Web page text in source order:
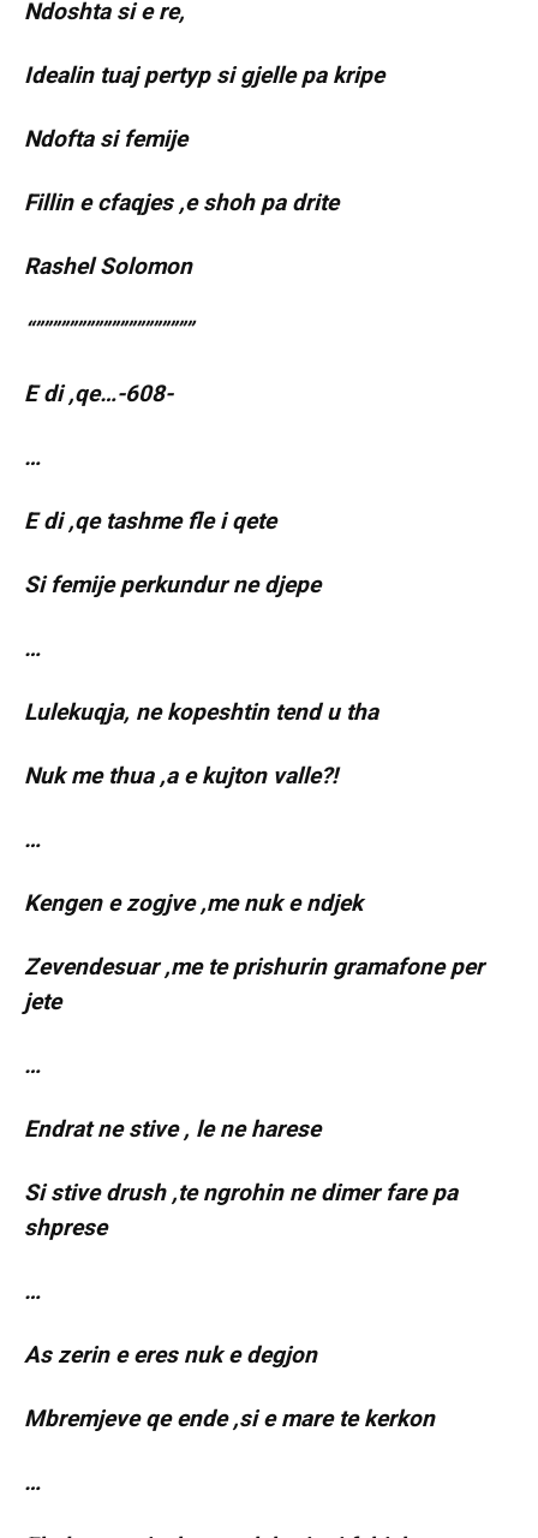
Ndoshta si e re,
Idealin tuaj pertyp si gjelle pa kripe
Ndofta si femije
Fillin e cfaqjes ,e shoh pa drite
Rashel Solomon
“”””””””””””””””””””
E di ,qe…-608-
…
E di ,qe tashme fle i qete
Si femije perkundur ne djepe
…
Lulekuqja, ne kopeshtin tend u tha
Nuk me thua ,a e kujton valle?!
…
Kengen e zogjve ,me nuk e ndjek
Zevendesuar ,me te prishurin gramafone per
jete
…
Endrat ne stive , le ne harese
Si stive drush ,te ngrohin ne dimer fare pa
shprese
…
As zerin e eres nuk e degjon
Mbremjeve qe ende ,si e mare te kerkon
…